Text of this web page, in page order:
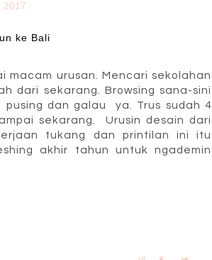
2017
ke Bali
macam urusan. Mencari sekolahan
dari sekarang. Browsing sana-sini
pusing dan galau ya. Trus sudah 4
sekarang. Urusin desain dari
tukang dan printilan ini itu
akhir tahun untuk ngademin